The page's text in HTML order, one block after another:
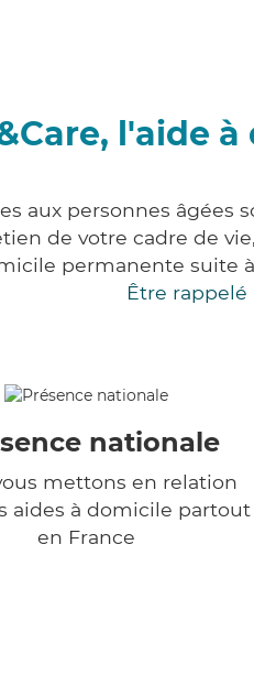
l'aide
aux personnes âgées
de votre cadre de
permanente suite
Être
nationale
mettons en relation
aides à domicile partout
en France